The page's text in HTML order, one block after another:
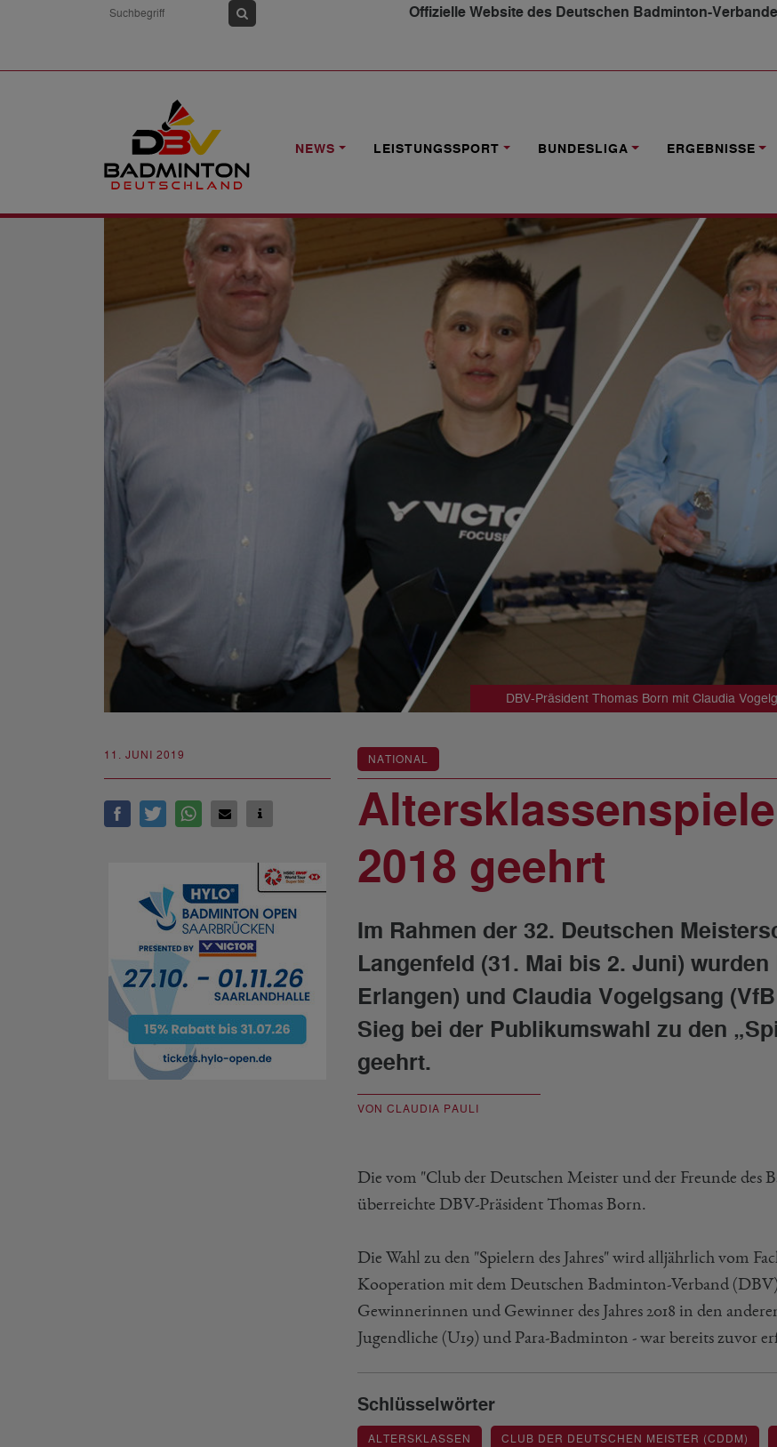
Offizielle Website des Deutschen Badminton-
NEWS LEISTUNGSSPORT BUNDESLIGA ERGEBNISSE
NEWS
DBV-Präsident Thomas Born mit Claudia
11. JUNI 2019 NATIONAL
2018 geehrt
Im Rahmen der 32. Deutschen
Langenfeld (31. Mai bis 2. Juni)
Erlangen) und Claudia Vogelgsang
Sieg bei der Publikumswahl zu den
geehrt.
VON CLAUDIA PAULI
Die vom "Club der Deutschen Meister und der Freunde des
überreichte DBV-Präsident Thomas Born.
Die Wahl zu den "Spielern des Jahres" wird alljährlich vom
Kooperation mit dem Deutschen Badminton-Verband
Gewinnerinnen und Gewinner des Jahres 2018 in den
Jugendliche (U19) und Para-Badminton - war bereits zuvor
Schlüsselwörter
ALTERSKLASSEN CLUB DER DEUTSCHEN MEISTER (CDDM)